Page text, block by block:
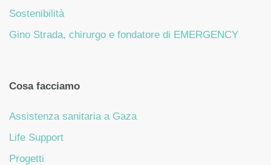
Sostenibilità
Gino Strada, chirurgo e fondatore di EMERGENCY
Cosa facciamo
Assistenza sanitaria a Gaza
Life Support
Progetti